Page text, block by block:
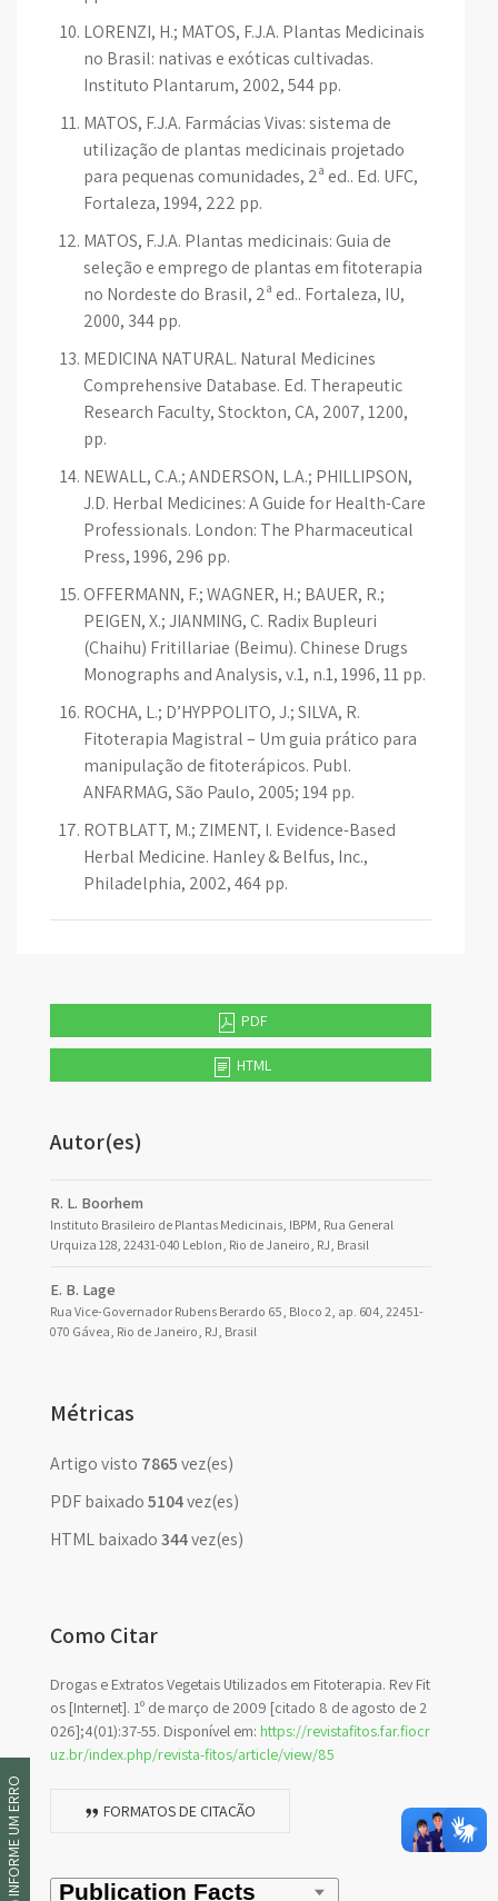
LORENZI, H.; MATOS, F.J.A. Plantas Medicinais
no Brasil: nativas e exóticas cultivadas.
Instituto Plantarum, 2002, 544 pp.
MATOS, F.J.A. Farmácias Vivas: sistema de
utilização de plantas medicinais projetado
para pequenas comunidades, 2ª ed.. Ed. UFC,
Fortaleza, 1994, 222 pp.
MATOS, F.J.A. Plantas medicinais: Guia de
seleção e emprego de plantas em fitoterapia
no Nordeste do Brasil, 2ª ed.. Fortaleza, IU,
2000, 344 pp.
MEDICINA NATURAL. Natural Medicines
Comprehensive Database. Ed. Therapeutic
Research Faculty, Stockton, CA, 2007, 1200,
pp.
NEWALL, C.A.; ANDERSON, L.A.; PHILLIPSON,
J.D. Herbal Medicines: A Guide for Health-Care
Professionals. London: The Pharmaceutical
Press, 1996, 296 pp.
OFFERMANN, F.; WAGNER, H.; BAUER, R.;
PEIGEN, X.; JIANMING, C. Radix Bupleuri
(Chaihu) Fritillariae (Beimu). Chinese Drugs
Monographs and Analysis, v.1, n.1, 1996, 11 pp.
ROCHA, L.; D’HYPPOLITO, J.; SILVA, R.
Fitoterapia Magistral – Um guia prático para
manipulação de fitoterápicos. Publ.
ANFARMAG, São Paulo, 2005; 194 pp.
ROTBLATT, M.; ZIMENT, I. Evidence-Based
Herbal Medicine. Hanley & Belfus, Inc.,
Philadelphia, 2002, 464 pp.
PDF
HTML
Autor(es)
R. L. Boorhem
Instituto Brasileiro de Plantas Medicinais, IBPM, Rua General
Urquiza 128, 22431-040 Leblon, Rio de Janeiro, RJ, Brasil
E. B. Lage
Rua Vice-Governador Rubens Berardo 65, Bloco 2, ap. 604, 22451-
070 Gávea, Rio de Janeiro, RJ, Brasil
Métricas
Artigo visto 7865vez(es)
PDF baixado5104vez(es)
HTML baixado344vez(es)
Como Citar
Drogas e Extratos Vegetais Utilizados em Fitoterapia. Rev Fit
os [Internet]. 1º de março de 2009 [citado 8 de agosto de 2
026];4(01):37-55. Disponível em: https://revistafitos.far.fiocr
uz.br/index.php/revista-fitos/article/view/85
FORMATOS DE CITAÇÃO
INFORME UM ERRO